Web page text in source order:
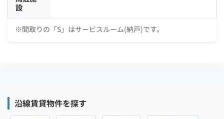
設
※間取りの「S」はサービスルーム(納戸)です。
沿線賃貸物件を探す